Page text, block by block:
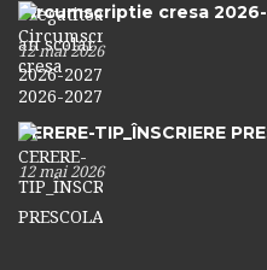
Circumscriptie cresa
12 mai 2026
CERERE-TIP_ÎNSCRIERE
12 mai 2026